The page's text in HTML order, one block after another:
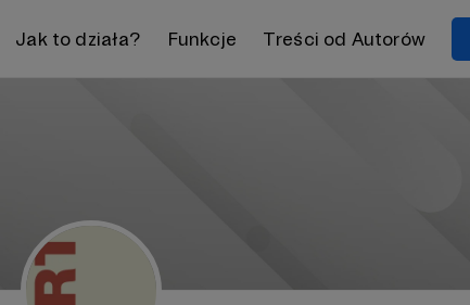
Jak to działa? Funkcje Treści od Autorów